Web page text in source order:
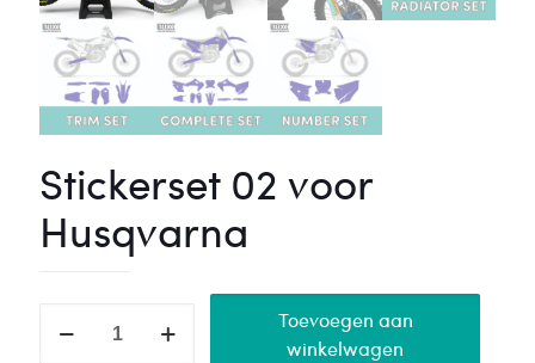
Stickerset 02 voor
Husqvarna
Toevoegen aan
winkelwagen